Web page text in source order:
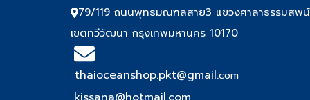
79/119 ถนนพุทธมณฑลสาย3 แขวงศาลาธรรมสพน์
เขตทวีวัฒนา กรุงเทพมหานคร 10170
thaioceanshop.pkt@gmail.com